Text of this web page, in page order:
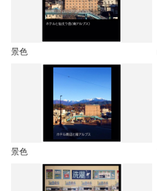
景色
景色